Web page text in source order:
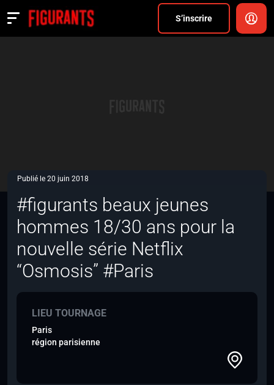
S’inscrire
Actualités
Publié le 20 juin 2018
#figurants beaux jeunes
hommes 18/30 ans pour la
nouvelle série Netflix
“Osmosis” #Paris
LIEU TOURNAGE
Paris
région parisienne